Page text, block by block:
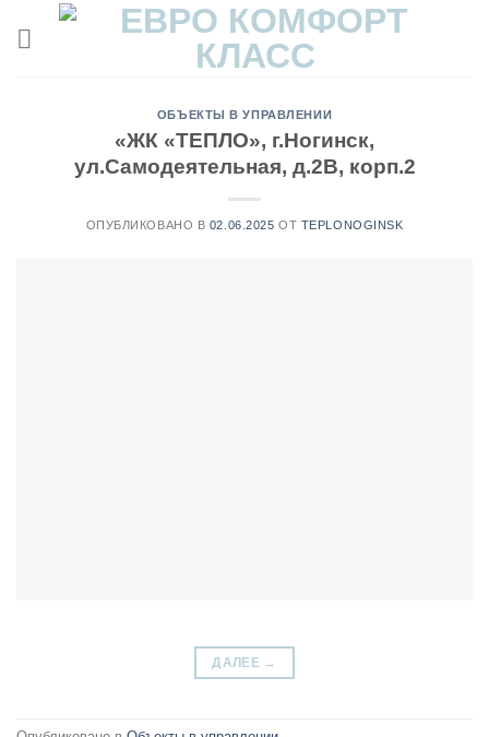
ОБЪЕКТЫ В УПРАВЛЕНИИ
«ЖК «ТЕПЛО», г.Ногинск,
ул.Самодеятельная, д.2В, корп.2
ОПУБЛИКОВАНО В 02.06.2025 ОТ TEPLONOGINSK
ДАЛЕЕ →